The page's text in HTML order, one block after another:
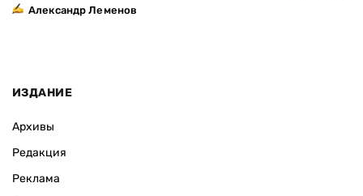
Александр Леменов
ИЗДАНИЕ
Архивы
Редакция
Реклама